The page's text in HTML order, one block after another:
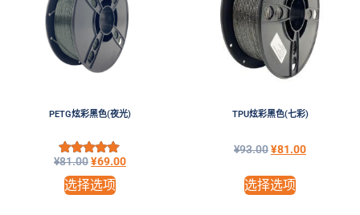
PETG炫彩黑色(夜光)
评分
5.00
&sol; 5
¥81.00¥69.00
选择选项
TPU炫彩黑色(七彩)
¥93.00¥81.00
选择选项